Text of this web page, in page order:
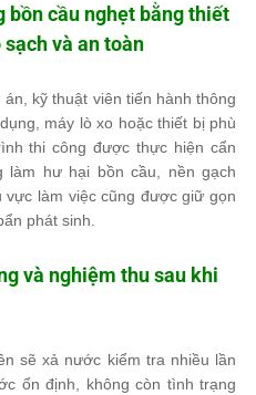
bồn cầu nghẹt bằng thiết
và an toàn
kỹ thuật viên tiến hành thông
máy lò xo hoặc thiết bị phù
thi công được thực hiện cẩn
làm hư hại bồn cầu, nền gạch
làm việc cũng được giữ gọn
phát sinh.
và nghiệm thu sau khi
sẽ xả nước kiểm tra nhiều lần
ổn định, không còn tình trạng